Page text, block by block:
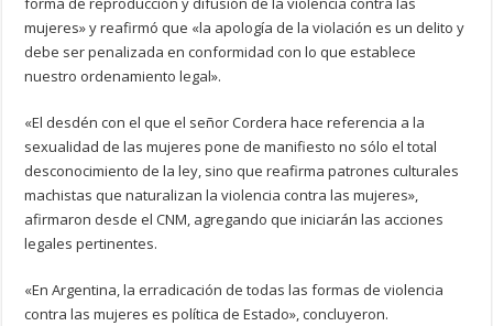
mujeres» y reafirmó que «la apología de la violación es un delito y
debe ser penalizada en conformidad con lo que establece
nuestro ordenamiento legal».
«El desdén con el que el señor Cordera hace referencia a la
sexualidad de las mujeres pone de manifiesto no sólo el total
desconocimiento de la ley, sino que reafirma patrones culturales
machistas que naturalizan la violencia contra las mujeres»,
afirmaron desde el CNM, agregando que iniciarán las acciones
legales pertinentes.
«En Argentina, la erradicación de todas las formas de violencia
contra las mujeres es política de Estado», concluyeron.